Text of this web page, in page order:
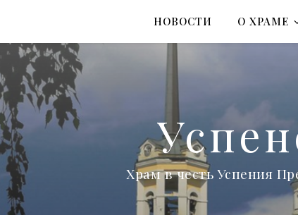
НОВОСТИ О ХРАМЕ
Храм в честь Успения